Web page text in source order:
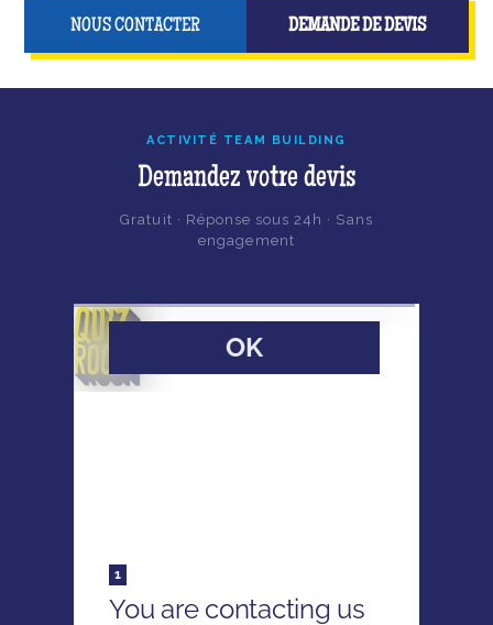
NOUS CONTACTER DEMANDE DE DEVIS
ACTIVITÉ TEAM BUILDING
Demandez votre devis
Gratuit · Réponse sous 24h · Sans
engagement